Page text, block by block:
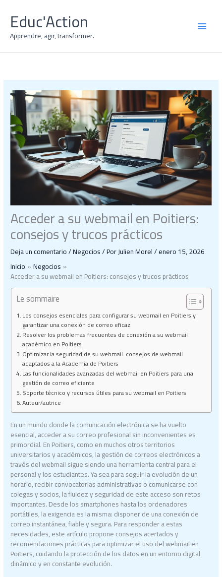
contenido
Educ'Action
Apprendre, agir, transformer.
Acceder a su webmail en Poitiers:
consejos y trucos prácticos
Deja un comentario/Negocios/ PorJulien Morel/enero 15, 2026
Inicio
Negocios
Acceder a su webmail en Poitiers: consejos y trucos prácticos
Le sommaire
Los consejos esenciales para configurar su webmail en Poitiers y
garantizar una conexión de correo eficaz
Resolver los problemas frecuentes de conexión a su webmail
académico en Poitiers
Optimizar la seguridad de su webmail: consejos de webmail
adaptados a la Academia de Poitiers
Las funcionalidades avanzadas del webmail en Poitiers para una
gestión de correo eficiente
Soporte técnico y recursos útiles para su webmail en Poitiers
Auteur/autrice
En un mundo donde la comunicación electrónica se ha vuelto
esencial, acceder a su correo profesional sin inconvenientes es
primordial. En Poitiers, como en muchos otros territorios
universitarios y académicos, la gestión de correos electrónicos a
través del webmail sigue siendo una herramienta central para el
personal y los estudiantes. Ya sea para seguir la evolución de un
horario, recibir convocatorias administrativas o comunicarse con
colegas y socios, la fluidez y seguridad de este acceso son retos
importantes. Desde los smartphones hasta los ordenadores
portátiles, la exigencia es la misma: disponer de una conexión de
correo instantánea, fiable y segura. Para responder a estas
necesidades, este artículo propone consejos acertados y
recomendaciones prácticas para optimizar el uso del webmail en
Poitiers, cuidando la protección de los datos en un entorno digital
dinámico y en constante evolución.